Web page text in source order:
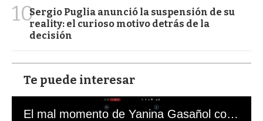
10Sergio Puglia anunció la suspensión de su
reality: el curioso motivo detrás de la
decisión
Te puede interesar
El mal momento de Yanina Gasañol con un hincha argentino en "Subrayado"